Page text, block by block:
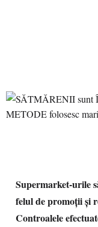
Supermarket-urile
felul de promoţii şi
Controalele